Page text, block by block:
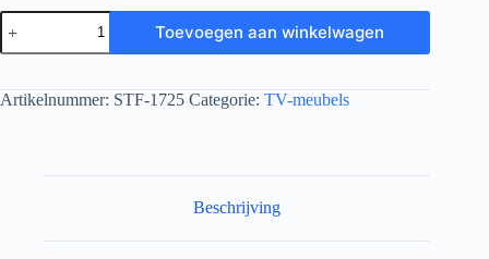
Toevoegen aan winkelwagen
Artikelnummer: STF-1725 Categorie: TV-meubels
Beschrijving